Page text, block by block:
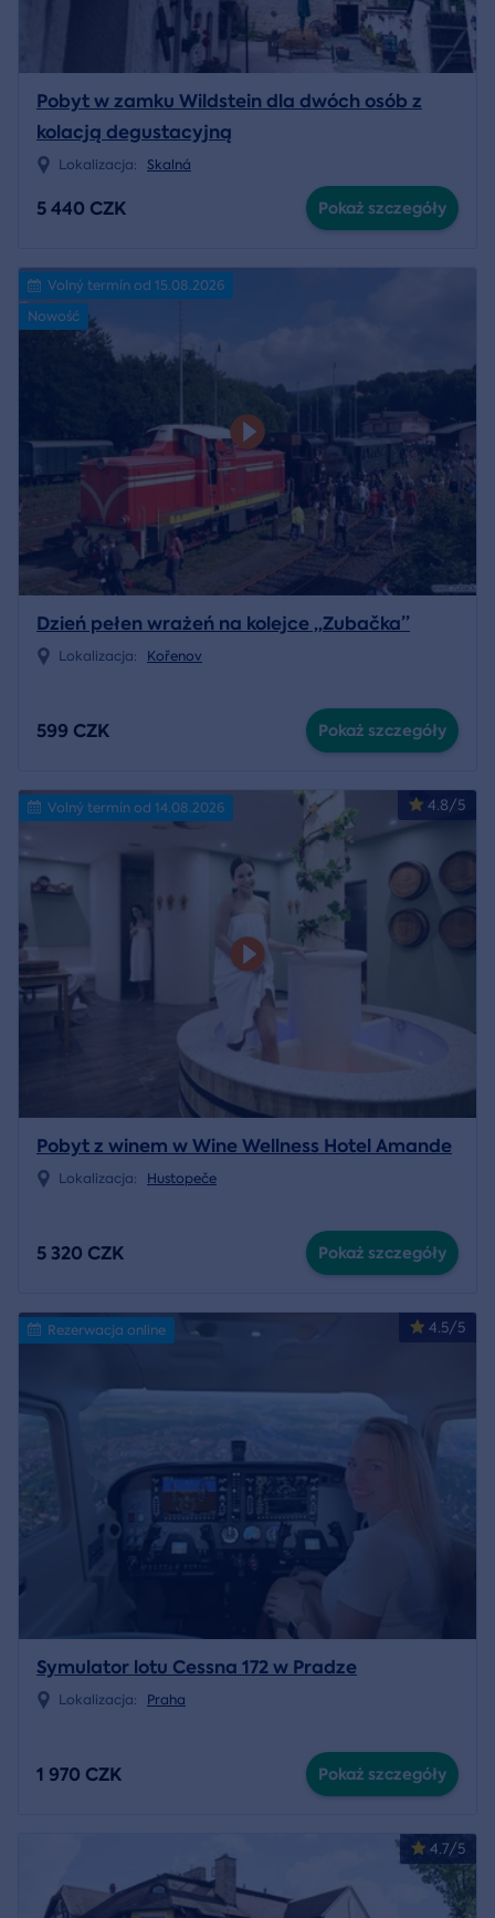
Pobyt w zamku Wildstein dla dwóch osób z
kolacją degustacyjną
Lokalizacja: Skalná
5 440 CZK Pokaż szczegóły
Volný termín od 15.08.2026
Nowość
Dzień pełen wrażeń na kolejce „Zubačka”
Lokalizacja: Kořenov
599 CZK Pokaż szczegóły
4.8/5
Volný termín od 14.08.2026
Pobyt z winem w Wine Wellness Hotel Amande
Lokalizacja: Hustopeče
5 320 CZK Pokaż szczegóły
4.5/5
Rezerwacja online
Symulator lotu Cessna 172 w Pradze
Lokalizacja: Praha
1 970 CZK Pokaż szczegóły
4.7/5